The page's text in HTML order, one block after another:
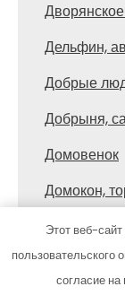
Дельфин,
Добрые
Добрыня,
Домовенок
Домокон,
ДОСААФ
Драйв
Этот веб-
пользовательского
согласие